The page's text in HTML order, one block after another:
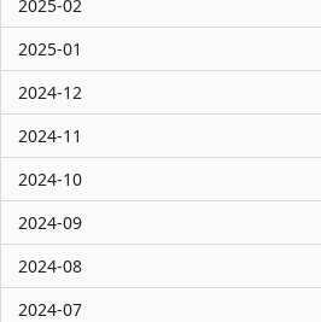
2025-02
2025-01
2024-12
2024-11
2024-10
2024-09
2024-08
2024-07